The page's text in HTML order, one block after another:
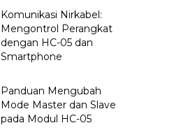
Komunikasi Nirkabel:
Mengontrol Perangkat
dengan HC-05 dan
Smartphone
Panduan Mengubah
Mode Master dan Slave
pada Modul HC-05